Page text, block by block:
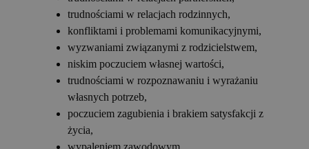
trudnościami w relacjach rodzinnych,
konfliktami i problemami komunikacyjnymi,
wyzwaniami związanymi z rodzicielstwem,
niskim poczuciem własnej wartości,
trudnościami w rozpoznawaniu i wyrażaniu
własnych potrzeb,
poczuciem zagubienia i brakiem satysfakcji z
życia,
wypaleniem zawodowym,